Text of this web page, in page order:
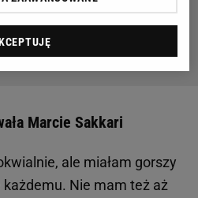
uwierzyć w
Marcie Sakkari
ale miałam gorszy
każdemu. Nie mam też aż